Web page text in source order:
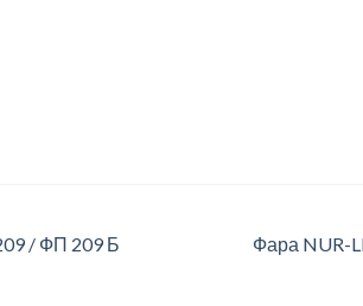
/ ФП 209 Б Фара NUR-